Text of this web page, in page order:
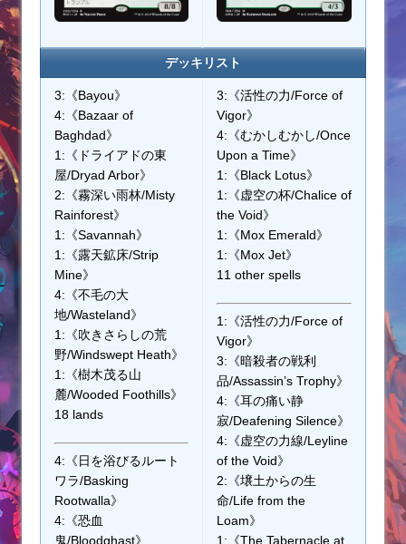
デッキリスト
3:《Bayou》
4:《Bazaar of
Baghdad》
1:《ドライアドの東
屋/Dryad Arbor》
2:《霧深い雨林/Misty
Rainforest》
1:《Savannah》
1:《露天鉱床/Strip
Mine》
4:《不毛の大
地/Wasteland》
1:《吹きさらしの荒
野/Windswept Heath》
1:《樹木茂る山
麓/Wooded Foothills》
18 lands
4:《日を浴びるルート
ワラ/Basking
Rootwalla》
4:《恐血
鬼/Bloodghast》
3:《活性の力/Force of
Vigor》
4:《むかしむかし/Once
Upon a Time》
1:《Black Lotus》
1:《虚空の杯/Chalice of
the Void》
1:《Mox Emerald》
1:《Mox Jet》
11 other spells
1:《活性の力/Force of
Vigor》
3:《暗殺者の戦利
品/Assassin’s Trophy》
4:《耳の痛い静
寂/Deafening Silence》
4:《虚空の力線/Leyline
of the Void》
2:《壌土からの生
命/Life from the
Loam》
1:《The Tabernacle at